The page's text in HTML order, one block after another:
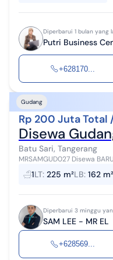
Diperbarui 1 bulan yang
Putri Business
+628170...
Gudang
Rp 200 Juta Total
Disewa
Batu Sari, Tangerang
MRSAMGUD027 Disewa BARU Gudang Area Batusari Batuceper
Tangerang LT 225 m² (Uk.
Cor Dalam 250, Cor Luar 3...
1LT: 225 m²LB: 162 m²
Diperbarui 3 minggu
SAM LEE - MR EL
+628569...